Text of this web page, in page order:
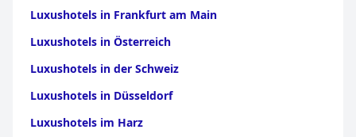
Luxushotels in Frankfurt am Main
Luxushotels in Österreich
Luxushotels in der Schweiz
Luxushotels in Düsseldorf
Luxushotels im Harz